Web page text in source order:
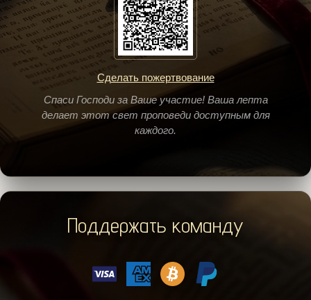
Сделать пожертвование
Спаси Господи за Ваше участие! Ваша лепта
делает этот свет проповеди доступным для
каждого.
Поддержать команду